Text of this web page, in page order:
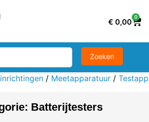
€ 0,00
0
/ Meetapparatuur /
Batterijtesters